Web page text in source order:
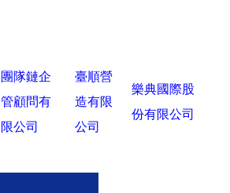
團隊鏈企
管顧問有
限公司
臺順營
造有限
公司
樂典國際股
份有限公司